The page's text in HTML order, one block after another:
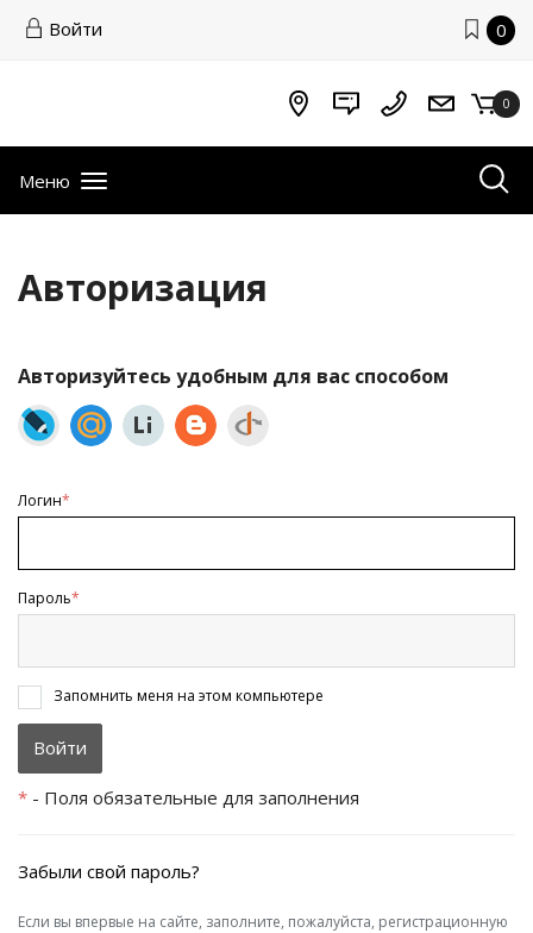
Войти 0
0
Меню
Авторизация
Авторизуйтесь удобным для вас способом
Логин*
Пароль*
Запомнить меня на этом компьютере
* - Поля обязательные для заполнения
Забыли свой пароль?
Если вы впервые на сайте, заполните, пожалуйста, регистрационную